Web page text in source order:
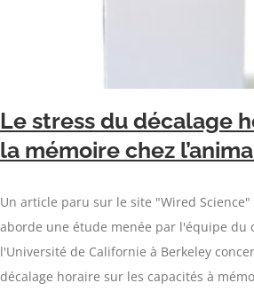
Le stress du décalage
la mémoire chez
Un article paru sur le site "Wired
aborde une étude menée par l'équipe du
l'Université de Californie à Berkeley
décalage horaire sur les capacités à